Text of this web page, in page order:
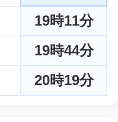
19時11分
19時44分
20時19分